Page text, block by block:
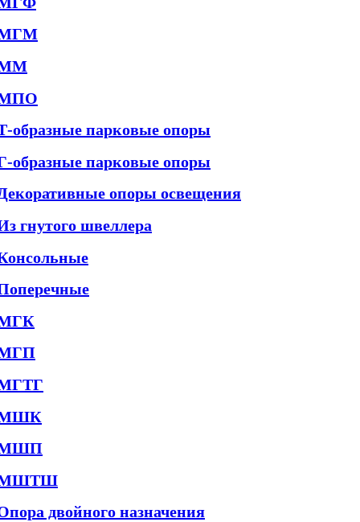
образные парковые опоры
образные парковые опоры
опоры освещения
гнутого швеллера
двойного назначения